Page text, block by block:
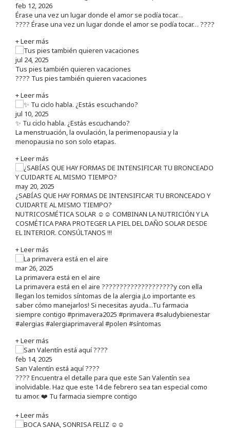
feb 12, 2026
Érase una vez un lugar donde el amor se podía tocar…
???? Érase una vez un lugar donde el amor se podía tocar… ????
+ Leer más
jul 24, 2025
Tus pies también quieren vacaciones
???? Tus pies también quieren vacaciones
+ Leer más
jul 10, 2025
✨ Tu ciclo habla. ¿Estás escuchando?
La menstruación, la ovulación, la perimenopausia y la
menopausia no son solo etapas.
+ Leer más
may 20, 2025
¿SABÍAS QUE HAY FORMAS DE INTENSIFICAR TU BRONCEADO Y
CUIDARTE AL MISMO TIEMPO?
NUTRICOSMÉTICA SOLAR ☺️☺️ COMBINAN LA NUTRICIÓN Y LA
COSMÉTICA PARA PROTEGER LA PIEL DEL DAÑO SOLAR DESDE
EL INTERIOR. CONSÚLTANOS !!!
+ Leer más
mar 26, 2025
La primavera está en el aire
La primavera está en el aire ????????????????????y con ella
llegan los temidos síntomas de la alergia ¡Lo importante es
saber cómo manejarlos! Si necesitas ayuda...Tu farmacia
siempre contigo #primavera2025 #primavera #saludybienestar
#alergias #alergiaprimaveral #polen #síntomas
+ Leer más
feb 14, 2025
San Valentín está aquí ????
???? Encuentra el detalle para que este San Valentín sea
inolvidable. Haz que este 14 de febrero sea tan especial como
tu amor. ❤️ Tu farmacia siempre contigo
+ Leer más